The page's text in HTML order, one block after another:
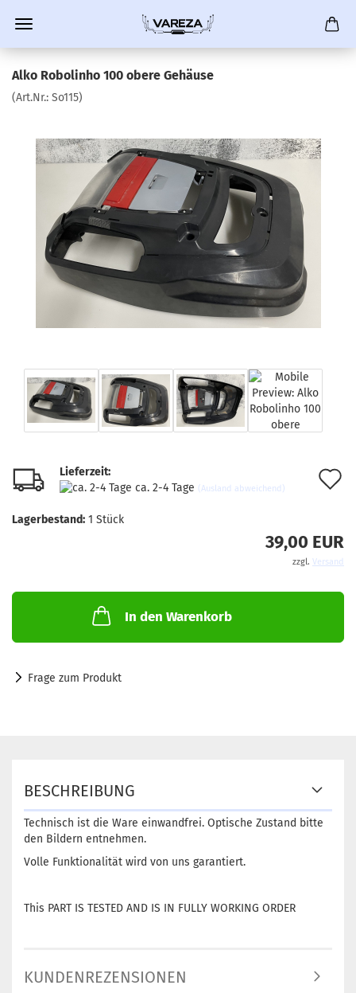
Alko Robolinho 100 obere Gehäuse
(Art.Nr.: So115)
Lieferzeit:
ca. 2-4 Tage (Ausland abweichend)
Lagerbestand: 1 Stück
39,00 EUR
zzgl. Versand
In den Warenkorb
Frage zum Produkt
BESCHREIBUNG
Technisch ist die Ware einwandfrei. Optische Zustand bitte
den Bildern entnehmen.
Volle Funktionalität wird von uns garantiert.
This PART IS TESTED AND IS IN FULLY WORKING ORDER
KUNDENREZENSIONEN